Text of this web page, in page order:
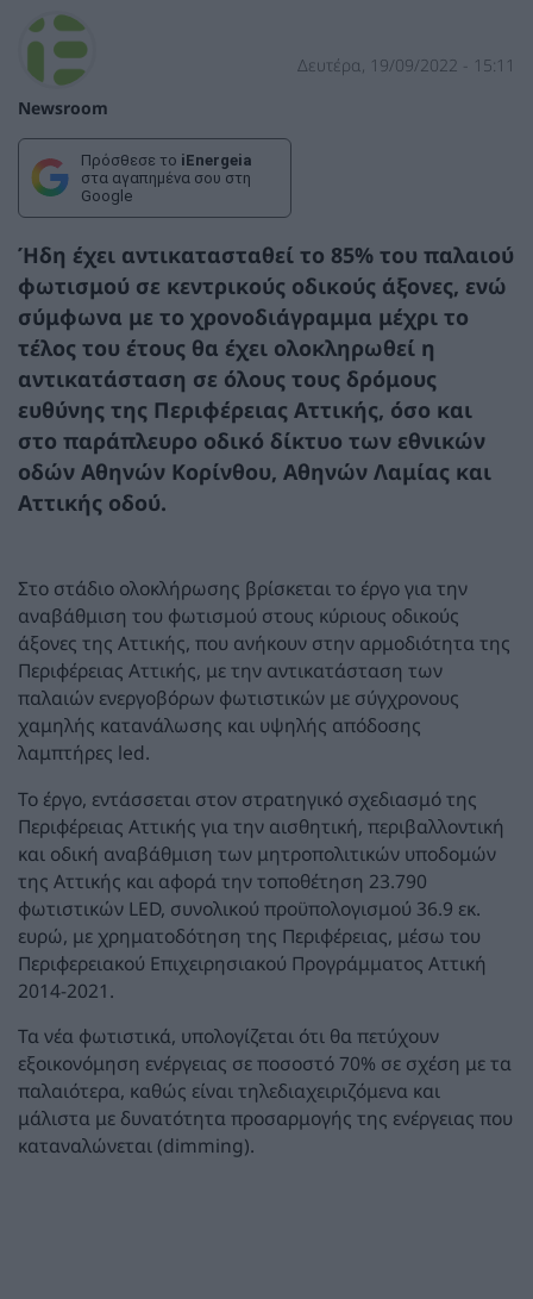
Newsroom
Δευτέρα, 19/09/2022 - 15:11
Πρόσθεσε το iEnergeia
στα αγαπημένα σου στη
Google
Ήδη έχει αντικατασταθεί το 85% του παλαιού
φωτισμού σε κεντρικούς οδικούς άξονες, ενώ
σύμφωνα με το χρονοδιάγραμμα μέχρι το
τέλος του έτους θα έχει ολοκληρωθεί η
αντικατάσταση σε όλους τους δρόμους
ευθύνης της Περιφέρειας Αττικής, όσο και
στο παράπλευρο οδικό δίκτυο των εθνικών
οδών Αθηνών Κορίνθου, Αθηνών Λαμίας και
Αττικής οδού.
Στο στάδιο ολοκλήρωσης βρίσκεται το έργο για την
αναβάθμιση του φωτισμού στους κύριους οδικούς
άξονες της Αττικής, που ανήκουν στην αρμοδιότητα της
Περιφέρειας Αττικής, με την αντικατάσταση των
παλαιών ενεργοβόρων φωτιστικών με σύγχρονους
χαμηλής κατανάλωσης και υψηλής απόδοσης
λαμπτήρες led.
Το έργο, εντάσσεται στον στρατηγικό σχεδιασμό της
Περιφέρειας Αττικής για την αισθητική, περιβαλλοντική
και οδική αναβάθμιση των μητροπολιτικών υποδομών
της Αττικής και αφορά την τοποθέτηση 23.790
φωτιστικών LED, συνολικού προϋπολογισμού 36.9 εκ.
ευρώ, με χρηματοδότηση της Περιφέρειας, μέσω του
Περιφερειακού Επιχειρησιακού Προγράμματος Αττική
2014-2021.
Τα νέα φωτιστικά, υπολογίζεται ότι θα πετύχουν
εξοικονόμηση ενέργειας σε ποσοστό 70% σε σχέση με τα
παλαιότερα, καθώς είναι τηλεδιαχειριζόμενα και
μάλιστα με δυνατότητα προσαρμογής της ενέργειας που
καταναλώνεται (dimming).